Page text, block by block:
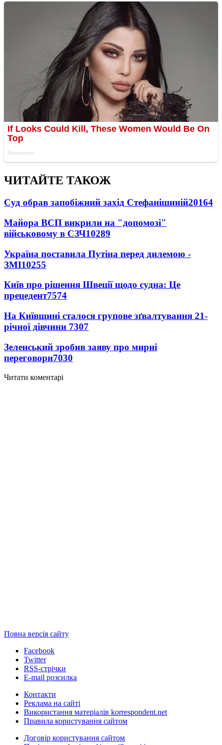
ЧИТАЙТЕ ТАКОЖ
Суд обрав запобіжний захід Стефанішиній20164
Майора ВСП викрили на "допомозі"
військовому в СЗЧ10289
Україна поставила Путіна перед дилемою -
ЗМІ10255
Київ про рішення Швеції щодо судна: Це
прецедент7574
На Київщині сталося групове зґвалтування 21-
річної дівчини 7307
Зеленський зробив заяву про мирні
переговори7030
Читати коментарі
Повна версія сайту
Facebook
Twitter
RSS-стрічки
E-mail розсилка
Контакти
Реклама на сайті
Використання матеріалів korrespondent.net
Правила користування сайтом
Договір користування сайтом